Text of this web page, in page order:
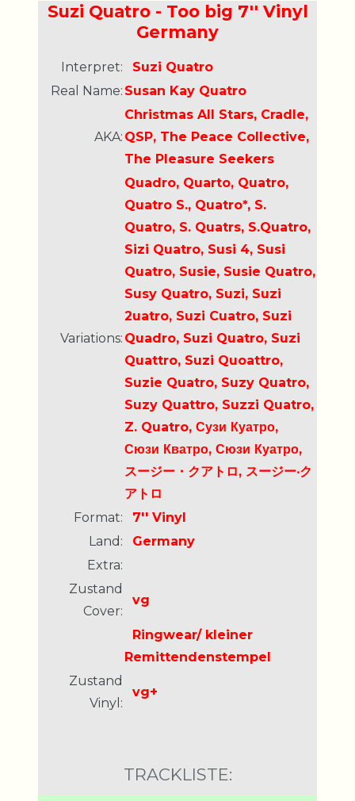
Suzi Quatro - Too big 7'' Vinyl
Germany
Interpret:
Suzi Quatro
Real Name: Susan Kay Quatro
AKA:
Christmas All Stars, Cradle,
QSP, The Peace Collective,
The Pleasure Seekers
Variations:
Quadro, Quarto, Quatro,
Quatro S., Quatro*, S.
Quatro, S. Quatrs, S.Quatro,
Sizi Quatro, Susi 4, Susi
Quatro, Susie, Susie Quatro,
Susy Quatro, Suzi, Suzi
2uatro, Suzi Cuatro, Suzi
Quadro, Suzi Quatro, Suzi
Quattro, Suzi Quoattro,
Suzie Quatro, Suzy Quatro,
Suzy Quattro, Suzzi Quatro,
Z. Quatro, Сузи Куатро,
Сюзи Кватро, Сюзи Куатро,
スージー・クアトロ, スージー‧ク
アトロ
Format:
7'' Vinyl
Land:
Germany
Extra:
Zustand
Cover:
vg
Ringwear/ kleiner
Remittendenstempel
Zustand
Vinyl:
vg+
TRACKLISTE: